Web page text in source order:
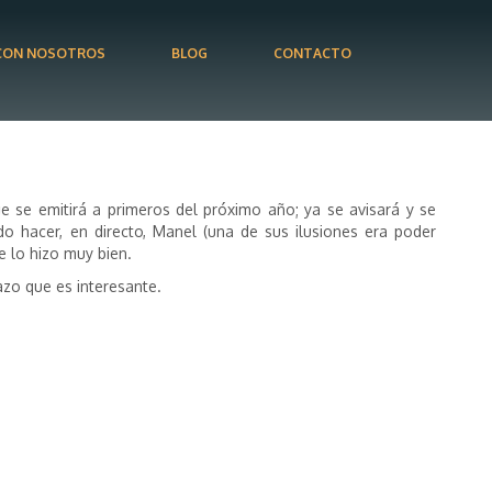
NOSOTROS BLOG CONTACTO
se emitirá a primeros del próximo año; ya se avisará y se
hacer, en directo, Manel (una de sus ilusiones era poder
lo hizo muy bien.
que es interesante.